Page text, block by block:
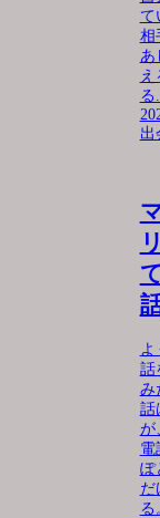
て
相
あ
る...
出
話
み
話
が
電
ぽ
だ
る